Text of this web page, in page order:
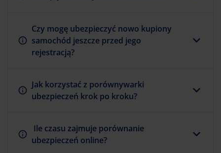
Czy mogę ubezpieczyć nowo kupiony
samochód jeszcze przed jego
rejestracją?
Jak korzystać z porównywarki
ubezpieczeń krok po kroku?
Ile czasu zajmuje porównanie
ubezpieczeń online?